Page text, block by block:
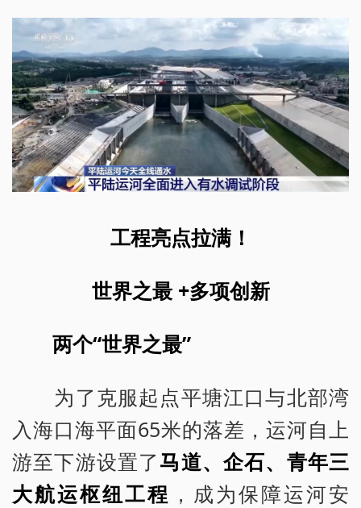
工程亮点拉满！
世界之最 +多项创新
两个“世界之最”
为了克服起点平塘江口与北部湾
入海口海平面65米的落差，运河自上
游至下游设置了马道、企石、青年三
大航运枢纽工程 ，成为保障运河安